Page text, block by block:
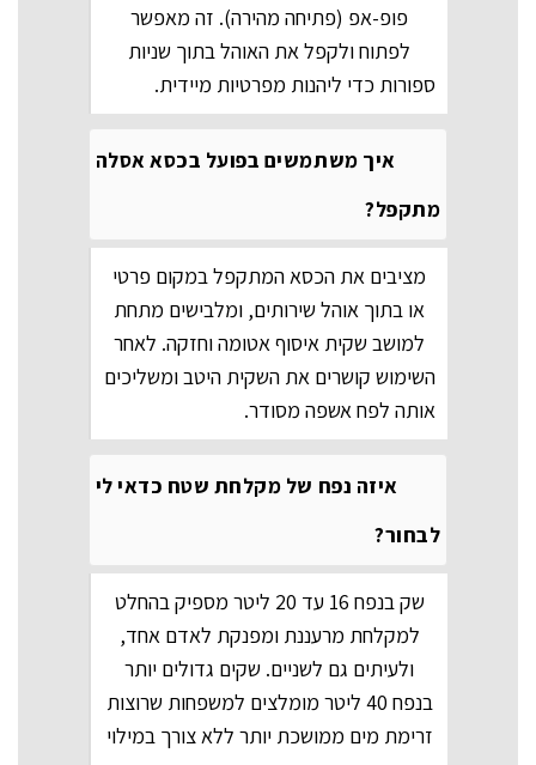
פופ-אפ (פתיחה מהירה). זה מאפשר
לפתוח ולקפל את האוהל בתוך שניות
ספורות כדי ליהנות מפרטיות מיידית.
איך משתמשים בפועל בכסא אסלה
מתקפל?
מציבים את הכסא המתקפל במקום פרטי
או בתוך אוהל שירותים, ומלבישים מתחת
למושב שקית איסוף אטומה וחזקה. לאחר
השימוש קושרים את השקית היטב ומשליכים
אותה לפח אשפה מסודר.
איזה נפח של מקלחת שטח כדאי לי
לבחור?
שק בנפח 16 עד 20 ליטר מספיק בהחלט
למקלחת מרעננת ומפנקת לאדם אחד,
ולעיתים גם לשניים. שקים גדולים יותר
בנפח 40 ליטר מומלצים למשפחות שרוצות
זרימת מים ממושכת יותר ללא צורך במילוי